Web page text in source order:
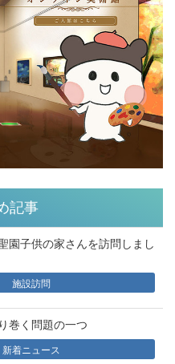
記事
園子供の家さんを訪問しまし
施設訪問
巻く問題の一つ
新着ニュース